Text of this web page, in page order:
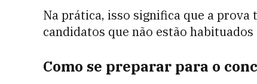
Na prática, isso significa que a
candidatos que não estão
Como se preparar para o